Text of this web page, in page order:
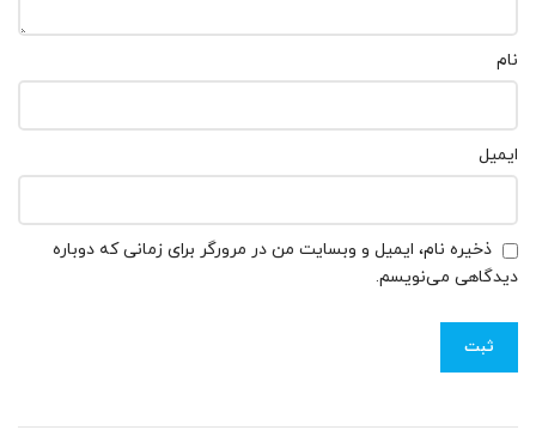
نام
ایمیل
ذخیره نام، ایمیل و وبسایت من در مرورگر برای زمانی که دوباره
دیدگاهی می‌نویسم.